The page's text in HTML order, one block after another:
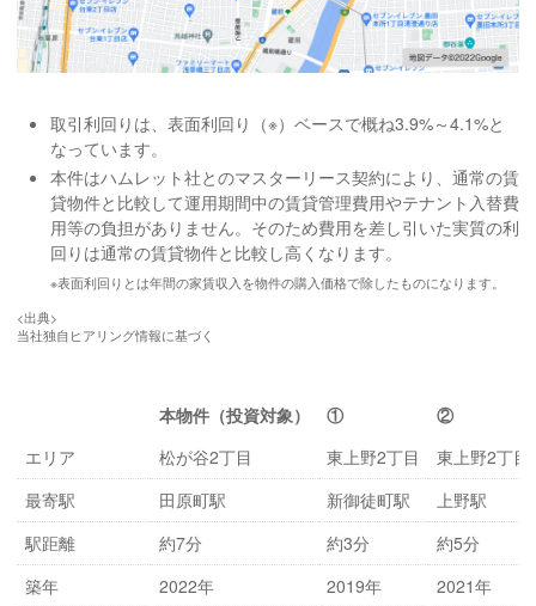
取引利回りは、表面利回り（※）ベースで概ね3.9%～4.1%と
なっています。
本件はハムレット社とのマスターリース契約により、通常の賃
貸物件と比較して運用期間中の賃貸管理費用やテナント入替費
用等の負担がありません。そのため費用を差し引いた実質の利
回りは通常の賃貸物件と比較し高くなります。
※表面利回りとは年間の家賃収入を物件の購入価格で除したものになります。
<出典>
当社独自ヒアリング情報に基づく
本物件（投資対象） ①
②
エリア
松が谷2丁目 東上野2丁目
東上野2丁目
最寄駅
田原町駅 新御徒町駅
上野駅
駅距離
約7分 約3分
約5分
築年
2022年 2019年
2021年